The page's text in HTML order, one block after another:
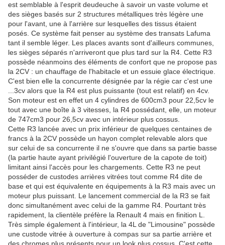
est semblable à l'esprit deudeuche à savoir un vaste volume et
des sièges basés sur 2 structures métalliques très légère une
pour l'avant, une à l'arrière sur lesquelles des tissus étaient
posés. Ce système fait penser au système des transats Lafuma
tant il semble léger. Les places avants sont d'ailleurs communes,
les sièges séparés n'arriveront que plus tard sur la R4. Cette R3
possède néanmoins des éléments de confort que ne propose pas
la 2CV : un chauffage de l'habitacle et un essuie glace électrique.
C'est bien elle la concurrente désignée par la régie car c'est une
...3cv alors que la R4 est plus puissante (tout est relatif) en 4cv.
Son moteur est en effet un 4 cylindres de 600cm3 pour 22,5cv le
tout avec une boîte à 3 vitesses, la R4 possédant, elle, un moteur
de 747cm3 pour 26,5cv avec un intérieur plus cossus.
Cette R3 lancée avec un prix inférieur de quelques centaines de
francs à la 2CV possède un hayon complet relevable alors que
sur celui de sa concurrente il ne s'ouvre que dans sa partie basse
(la partie haute ayant privilégié l'ouverture de la capote de toit)
limitant ainsi l'accès pour les chargements. Cette R3 ne peut
posséder de custodes arrières vitrées tout comme R4 dite de
base et qui est équivalente en équipements à la R3 mais avec un
moteur plus puissant. Le lancement commercial de la R3 se fait
donc simultanément avec celui de la gamme R4. Pourtant très
rapidement, la clientèle préfère la Renault 4 mais en finition L.
Très simple également à l'intérieur, la 4L de "Limousine" possède
une custode vitrée à ouverture à compas sur sa partie arrière et